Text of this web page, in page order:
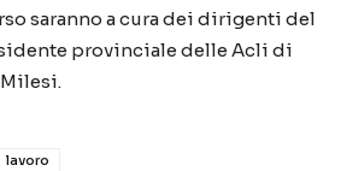
saranno a cura dei dirigenti del
provinciale delle Acli di
lavoro